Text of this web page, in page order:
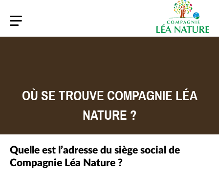
Renforcer les polices
Mettre en avant les titres
Stratégie et organisation
Notre vocation
OÙ SE TROUVE COMPAGNIE LÉA
NATURE ?
Quelle est l’adresse du siège social de
Compagnie Léa Nature ?